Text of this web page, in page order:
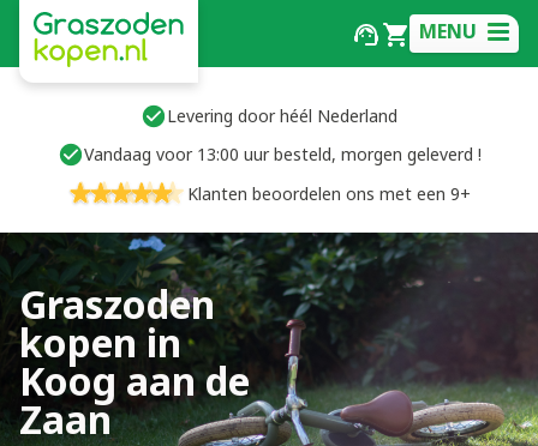
MENU
Levering door héél Nederland
Vandaag voor 13:00 uur besteld, morgen geleverd !
Klanten beoordelen ons met een 9+
Graszoden
kopen in
Koog aan de
Zaan